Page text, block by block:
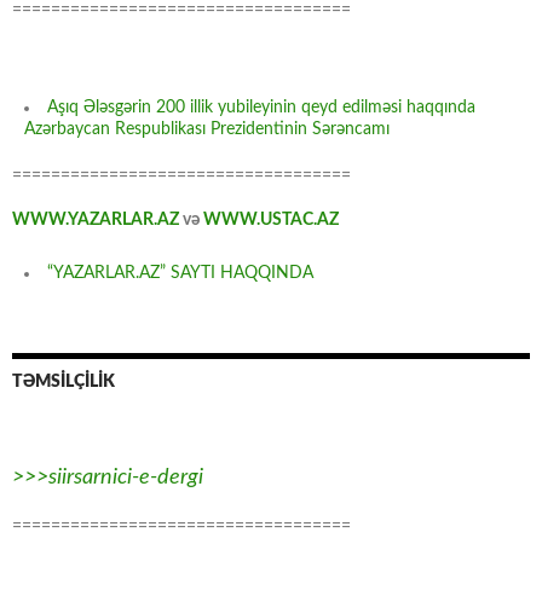
===================================
Aşıq Ələsgərin 200 illik yubileyinin qeyd edilməsi haqqında
Azərbaycan Respublikası Prezidentinin Sərəncamı
===================================
WWW.YAZARLAR.AZ və WWW.USTAC.AZ
“YAZARLAR.AZ” SAYTI HAQQINDA
TƏMSİLÇİLİK
>>>siirsarnici-e-dergi
===================================